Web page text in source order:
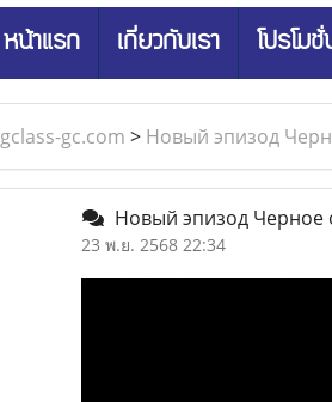
หน้าแรก เกี่ยวกับเรา โปรโมชั่
gclass-gc.com > Новый эпизод
Новый эпизод Черное
23 พ.ย. 2568 22:34